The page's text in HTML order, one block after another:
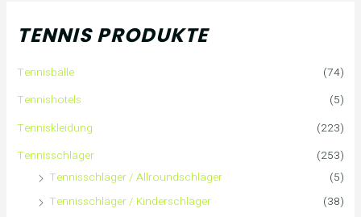
n
a
TENNIS PRODUKTE
Tennisbälle
(74)
Tennishotels
(5)
Tenniskleidung
(223)
Tennisschläger
(253)
Tennisschläger / Allroundschläger
(5)
Tennisschläger / Kinderschläger
(38)